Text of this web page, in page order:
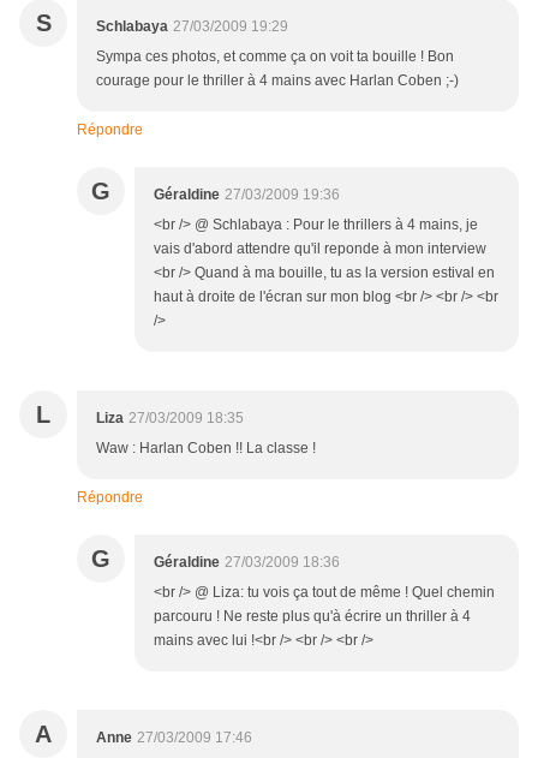
S Schlabaya 27/03/2009 19:29
Sympa ces photos, et comme ça on voit ta bouille ! Bon
courage pour le thriller à 4 mains avec Harlan Coben ;-)
Répondre
G Géraldine 27/03/2009 19:36
<br /> @ Schlabaya : Pour le thrillers à 4 mains, je
vais d'abord attendre qu'il reponde à mon interview
<br /> Quand à ma bouille, tu as la version estival en
haut à droite de l'écran sur mon blog <br /> <br /> <br
/>
L Liza 27/03/2009 18:35
Waw : Harlan Coben !! La classe !
Répondre
G Géraldine 27/03/2009 18:36
<br /> @ Liza: tu vois ça tout de même ! Quel chemin
parcouru ! Ne reste plus qu'à écrire un thriller à 4
mains avec lui !<br /> <br /> <br />
A Anne 27/03/2009 17:46